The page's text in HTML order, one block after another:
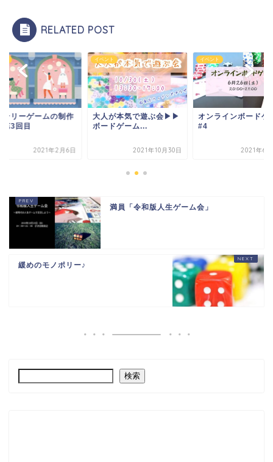
RELATED POST
テリーゲームの制作
第3回目
2021年2月6日
イベント
大人が本気で遊ぶ会▶︎▶︎
ボードゲーム...
2021年10月30日
イベント
オンラインボードゲ
#4
2021年6
満員「令和版人生ゲーム会」
緩めのモノポリー♪
検索